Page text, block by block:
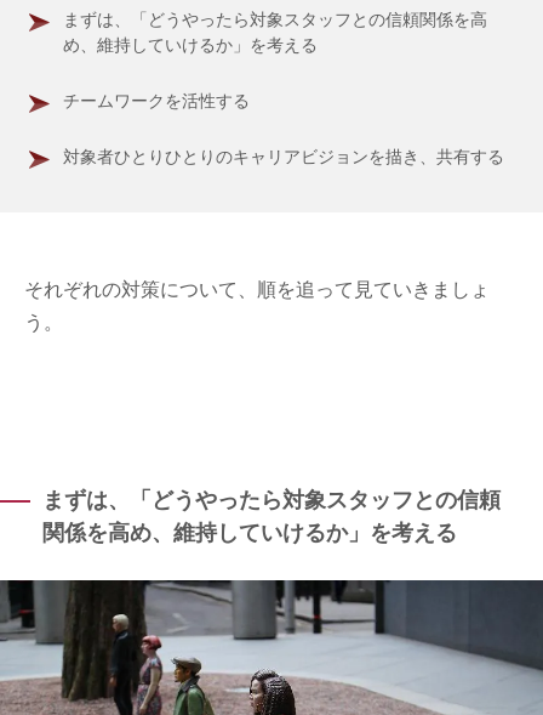
まずは、「どうやったら対象スタッフとの信頼関係を高
め、維持していけるか」を考える
チームワークを活性する
対象者ひとりひとりのキャリアビジョンを描き、共有する
それぞれの対策について、順を追って見ていきましょ
う。
まずは、「どうやったら対象スタッフとの信頼
関係を高め、維持していけるか」を考える